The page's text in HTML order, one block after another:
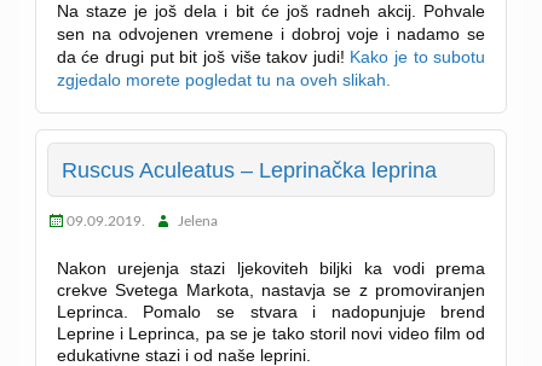
Na staze je još dela i bit će još radneh akcij. Pohvale
sen na odvojenen vremene i dobroj voje i nadamo se
da će drugi put bit još više takov judi! Kako je to subotu
zgjedalo morete pogledat tu na oveh slikah.
Ruscus Aculeatus – Leprinačka leprina
09.09.2019. Jelena
Nakon urejenja stazi ljekoviteh biljki ka vodi prema
crekve Svetega Markota, nastavja se z promoviranjen
Leprinca. Pomalo se stvara i nadopunjuje brend
Leprine i Leprinca, pa se je tako storil novi video film od
edukativne stazi i od naše leprini.